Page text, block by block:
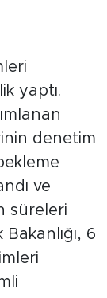
yaptı.
denetim
ve
süreleri
Bakanlığı, 6